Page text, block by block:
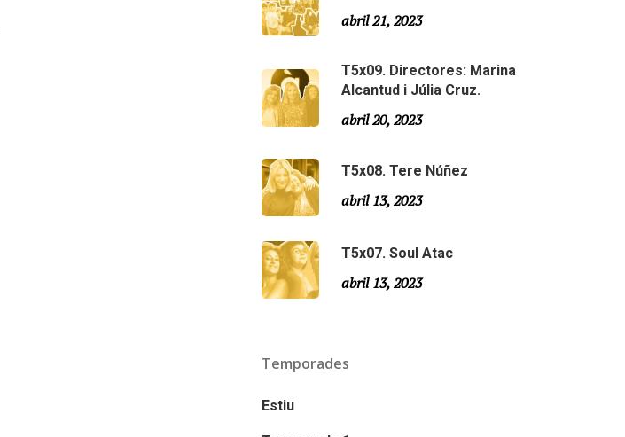
abril 21, 2023
T5x09. Directores: Marina
Alcantud i Júlia Cruz.
abril 20, 2023
T5x08. Tere Núñez
abril 13, 2023
T5x07. Soul Atac
abril 13, 2023
Temporades
Estiu
Email:slsmonty@gmail.com